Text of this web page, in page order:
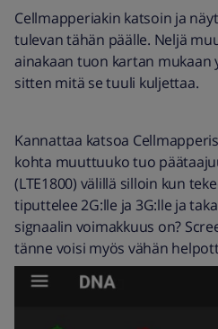
Cellmapperiakin katsoin ja
tulevan tähän päälle. Neljä
ainakaan tuon kartan mukaan
sitten mitä se tuuli kuljettaa.
Kannattaa katsoa
kohta muuttuuko tuo
(LTE1800) välillä silloin kun
tiputtelee 2G:lle ja 3G:lle ja
signaalin voimakkuus on?
tänne voisi myös vähän